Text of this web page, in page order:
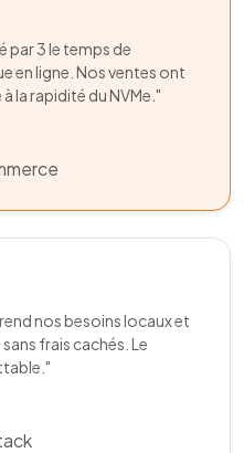
par 3 le temps de
en ligne. Nos ventes ont
la rapidité du NVMe."
nos besoins locaux et
frais cachés. Le